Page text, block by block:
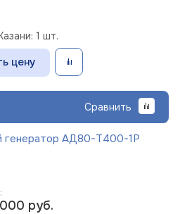
1 шт.
цену
Сравнить
генератор АД80-Т400-1Р
руб.